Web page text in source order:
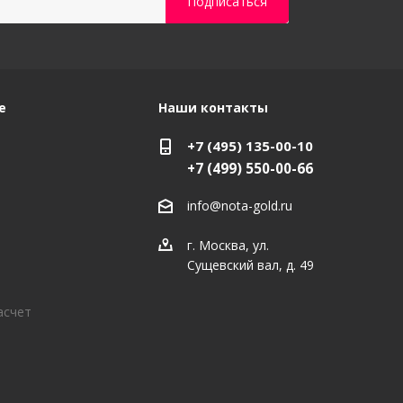
Наши контакты
+7 (495) 135-00-10
+7 (499) 550-00-66
info@nota-gold.ru
г. Москва, ул.
Сущевский вал, д. 49